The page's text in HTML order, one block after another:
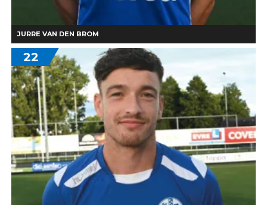
JURRE VAN DEN BROM
22